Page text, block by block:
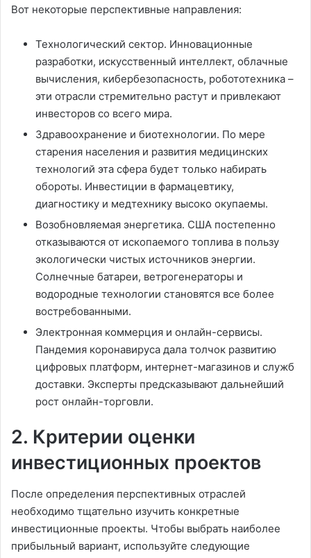
Вот некоторые перспективные направления:
Технологический сектор. Инновационные
разработки, искусственный интеллект, облачные
вычисления, кибербезопасность, робототехника –
эти отрасли стремительно растут и привлекают
инвесторов со всего мира.
Здравоохранение и биотехнологии. По мере
старения населения и развития медицинских
технологий эта сфера будет только набирать
обороты. Инвестиции в фармацевтику,
диагностику и медтехнику высоко окупаемы.
Возобновляемая энергетика. США постепенно
отказываются от ископаемого топлива в пользу
экологически чистых источников энергии.
Солнечные батареи, ветрогенераторы и
водородные технологии становятся все более
востребованными.
Электронная коммерция и онлайн-сервисы.
Пандемия коронавируса дала толчок развитию
цифровых платформ, интернет-магазинов и служб
доставки. Эксперты предсказывают дальнейший
рост онлайн-торговли.
2. Критерии оценки
инвестиционных проектов
После определения перспективных отраслей
необходимо тщательно изучить конкретные
инвестиционные проекты. Чтобы выбрать наиболее
прибыльный вариант, используйте следующие